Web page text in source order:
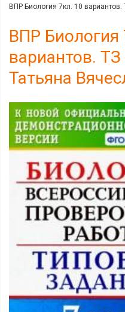
ВПР Биология 7кл. 10
ВПР Биология
вариантов.
Татьяна